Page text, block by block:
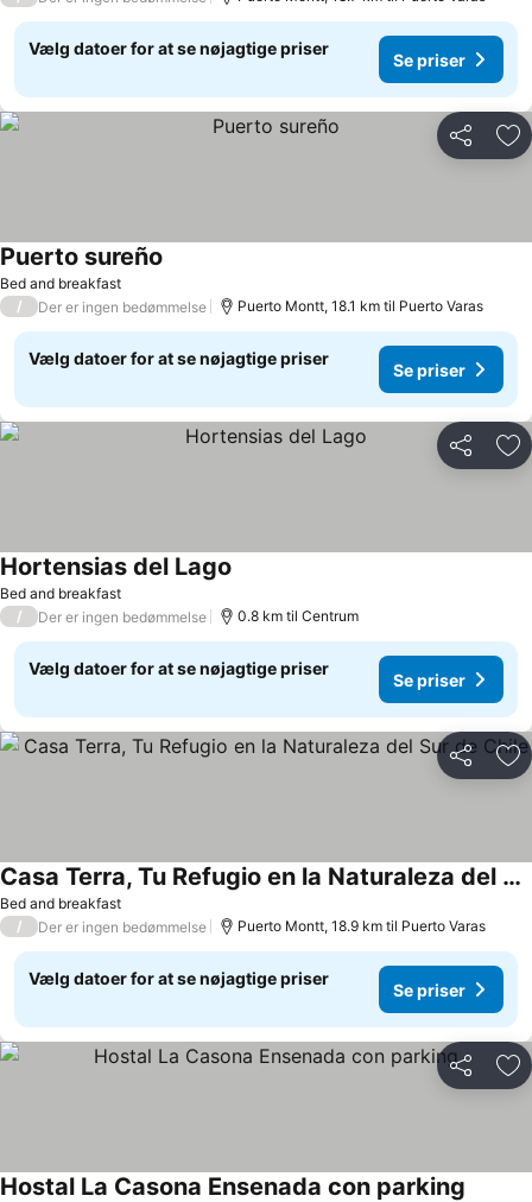
Vælg datoer for at se nøjagtige priser
Se priser
Del
Bed and breakfast
Puerto sureño
/ Der er ingen bedømmelse Puerto Montt, 18.1 km til Puerto Varas
Vælg datoer for at se nøjagtige priser
Se priser
Del
Bed and breakfast
Hortensias del Lago
/ Der er ingen bedømmelse 0.8 km til Centrum
Vælg datoer for at se nøjagtige priser
Se priser
Del
Bed and breakfast
Casa Terra, Tu Refugio en la Naturaleza del Sur de Chile
/ Der er ingen bedømmelse Puerto Montt, 18.9 km til Puerto Varas
Vælg datoer for at se nøjagtige priser
Se priser
Del
Hostal La Casona Ensenada con parking